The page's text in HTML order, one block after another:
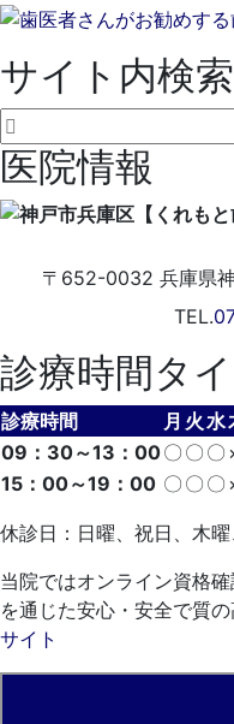
サイト内検索
医院情報
〒652-0032 兵庫県
TEL.
診療時間タ
診療時間 月 火水
09：30～13：00〇 〇 〇
15：00～19：00 〇 〇 〇
休診日：日曜、祝日、木
当院ではオンライン資格
を通じた安心・安全で質
サイト